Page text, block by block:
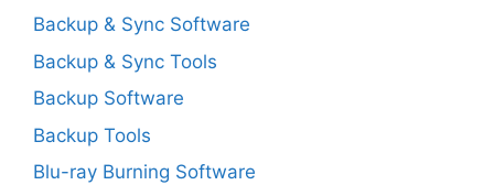
Backup & Sync Software
Backup & Sync Tools
Backup Software
Backup Tools
Blu-ray Burning Software